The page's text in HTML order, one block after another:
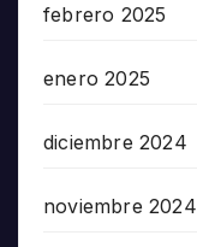
febrero 2025
enero 2025
diciembre 2024
noviembre 2024